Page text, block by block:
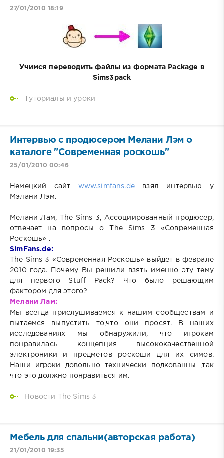
27/01/2010 18:19
Учимся переводить файлы из формата Package в
Sims3pack
Туториалы и уроки
Интервью с продюсером Мелани Лэм о
каталоге "Современная роскошь"
25/01/2010 00:46
Немецкий сайт www.simfans.deвзял интервью у
Мэлани Лэм.
Мелани Лам, The Sims 3, Ассоциированный продюсер,
отвечает на вопросы о The Sims 3 «Современная
Роскошь» .
SimFans.de:
The Sims 3 «Современная Роскошь» выйдет в феврале
2010 года. Почему Вы решили взять именно эту тему
для первого Stuff Pack? Что было решающим
фактором для этого?
Мелани Лам:
Мы всегда прислушиваемся к нашим сообществам и
пытаемся выпустить то,что они просят. В наших
исследованиях мы обнаружили, что игрокам
понравилась концепция высококачественной
электроники и предметов роскоши для их симов.
Наши игроки довольно технически подкованны ,так
что это должно понравиться им.
Новости The Sims 3
Мебель для спальни(авторская работа)
21/01/2010 19:35